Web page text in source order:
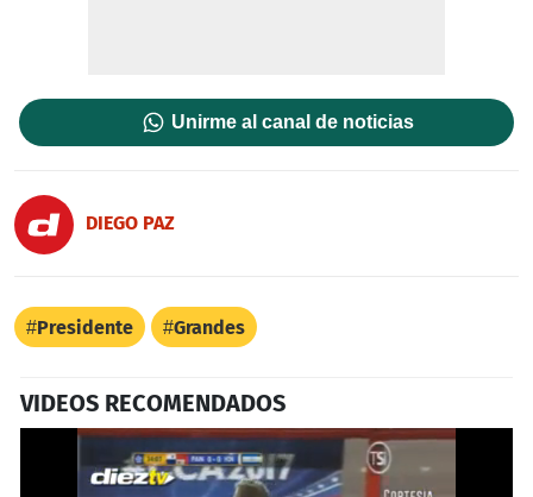
Unirme al canal de noticias
DIEGO PAZ
Presidente Grandes
VIDEOS RECOMENDADOS